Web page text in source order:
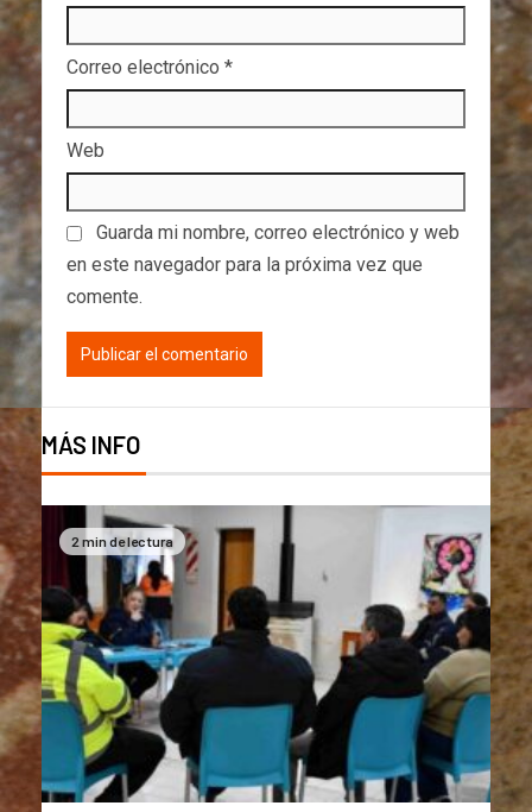
Correo electrónico *
Web
Guarda mi nombre, correo electrónico y web
en este navegador para la próxima vez que
comente.
MÁS INFO
2 min de lectura